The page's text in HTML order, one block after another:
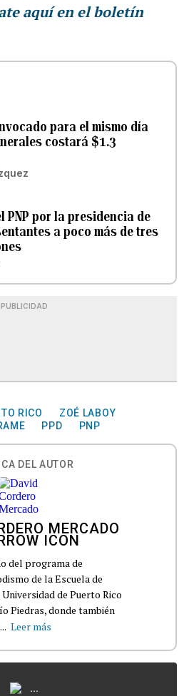
aquí en el boletín
para el mismo día
costará $1.3
PNP por la presidencia de
a poco más de tres
PUBLICIDAD
RICO
ZOÉ LABOY
PPD PNP
DEL AUTOR
MERCADO
del programa de
de la Escuela de
de Puerto Rico
Piedras, donde también
Leer más
...